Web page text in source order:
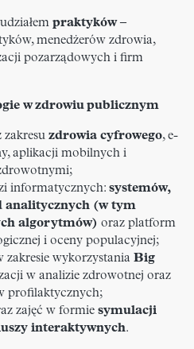
praktyków–
menedżerów zdrowia,
pozarządowych i firm
w zdrowiu publicznym
zakresu zdrowia cyfrowego, e-
aplikacji mobilnych i
informatycznych: systemów,
analitycznych (w tym
algorytmów) oraz platform
i oceny populacyjnej;
wykorzystania Big
w analizie zdrowotnej oraz
profilaktycznych;
zajęć w formie symulacji
interaktywnych.